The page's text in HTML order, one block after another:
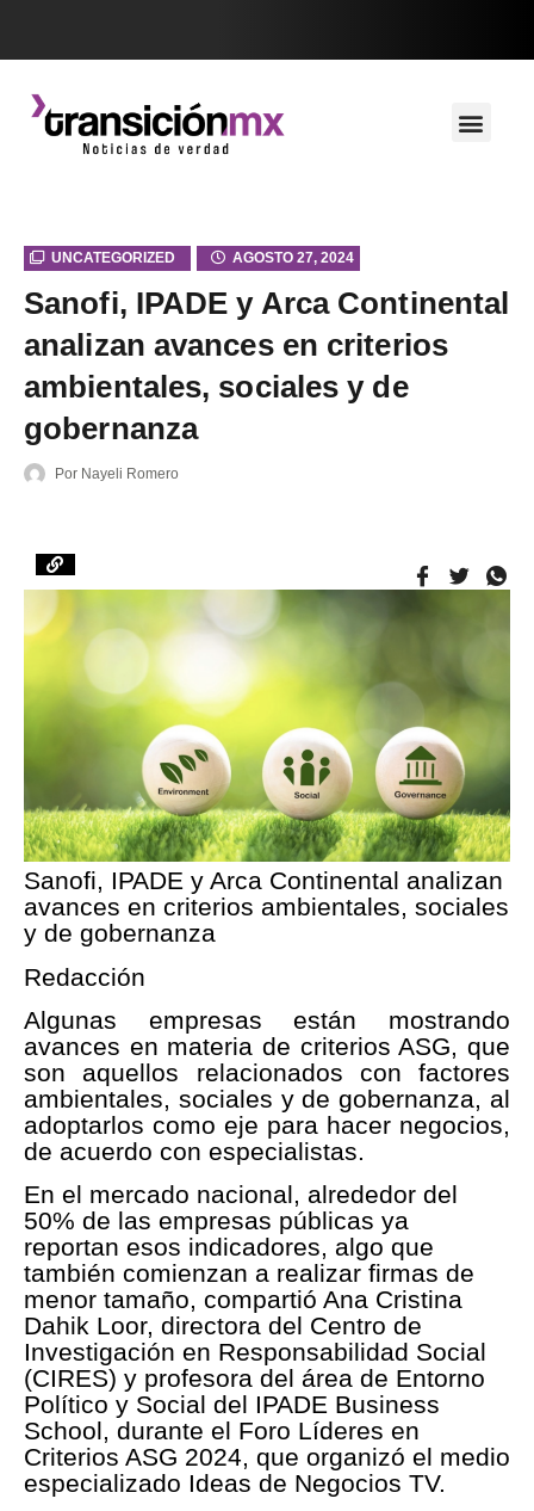
UNCATEGORIZED AGOSTO 27, 2024
Sanofi, IPADE y Arca Continental
analizan avances en criterios
ambientales, sociales y de
gobernanza
Por Nayeli Romero
Sanofi, IPADE y Arca Continental analizan
avances en criterios ambientales, sociales
y de gobernanza
Redacción
Algunas empresas están mostrando
avances en materia de criterios ASG, que
son aquellos relacionados con factores
ambientales, sociales y de gobernanza, al
adoptarlos como eje para hacer negocios,
de acuerdo con especialistas.
En el mercado nacional, alrededor del
50% de las empresas públicas ya
reportan esos indicadores, algo que
también comienzan a realizar firmas de
menor tamaño, compartió Ana Cristina
Dahik Loor, directora del Centro de
Investigación en Responsabilidad Social
(CIRES) y profesora del área de Entorno
Político y Social del IPADE Business
School, durante el Foro Líderes en
Criterios ASG 2024, que organizó el medio
especializado Ideas de Negocios TV.